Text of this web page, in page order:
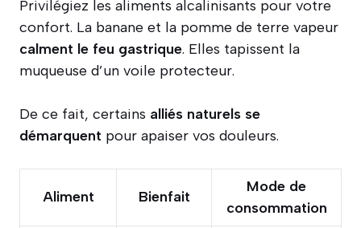
Privilégiez les aliments alcalinisants pour votre
confort. La banane et la pomme de terre vapeur
calment le feu gastrique. Elles tapissent la
muqueuse d’un voile protecteur.
De ce fait, certains alliés naturels se
démarquent pour apaiser vos douleurs.
Aliment Bienfait
Mode de
consommation